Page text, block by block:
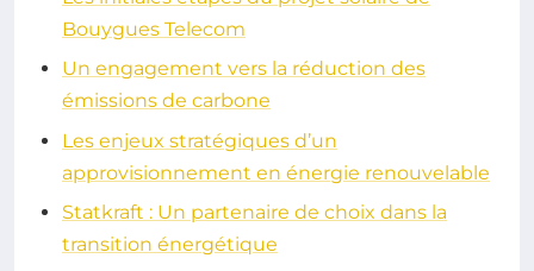
Bouygues Telecom
Un engagement vers la réduction des
émissions de carbone
Les enjeux stratégiques d’un
approvisionnement en énergie renouvelable
Statkraft : Un partenaire de choix dans la
transition énergétique